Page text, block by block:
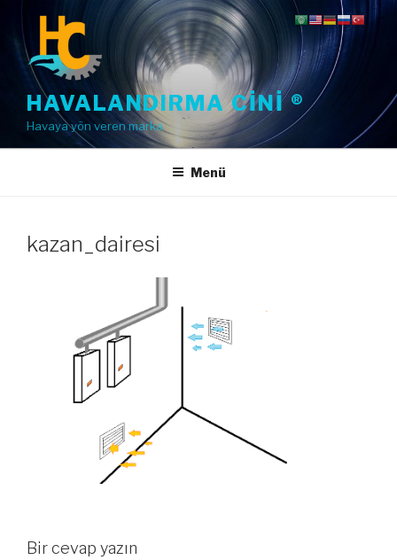
geç
HAVALANDIRMA CINI ®
Havaya yön veren marka
Menü
kazan_dairesi
Bir cevap yazın